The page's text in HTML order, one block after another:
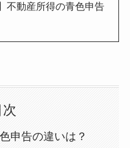
不動産所得の青色申告
次
申告の違いは？